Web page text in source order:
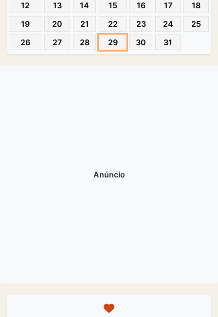
12
13 14 15 16 17
18
19
20 21 22 23 24
25
26
27 28 29 30 31